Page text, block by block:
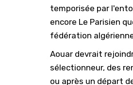
temporisée par
encore Le Parisien
fédération
Aouar devrait
sélectionneur, des
ou après un départ